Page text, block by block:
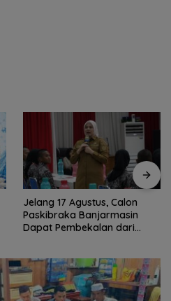
Demokrat Kalsel Gelar Tiga
Aksi untuk Rakyat